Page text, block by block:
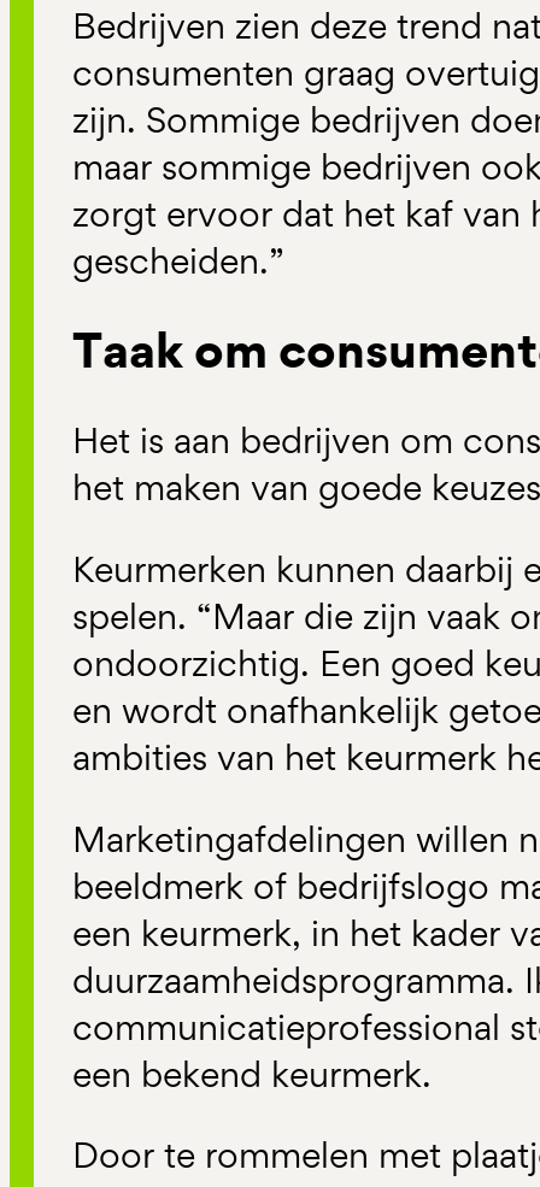
Bedrijven zien deze trend
consumenten graag
zijn. Sommige bedrijven
maar sommige bedrijven
zorgt ervoor dat het kaf van
gescheiden.”
Taak om
Het is aan bedrijven om
het maken van goede
Keurmerken kunnen daarbij
spelen. “Maar die zijn vaak
ondoorzichtig. Een goed
en wordt onafhankelijk
ambities van het keurmerk
Marketingafdelingen willen
beeldmerk of bedrijfslogo
een keurmerk, in het kader
duurzaamheidsprogramma.
communicatieprofessional
een bekend keurmerk.
Door te rommelen met